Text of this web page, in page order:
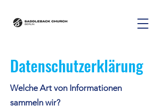
Datenschutzerklärung
Welche Art von Informationen
sammeln wir?